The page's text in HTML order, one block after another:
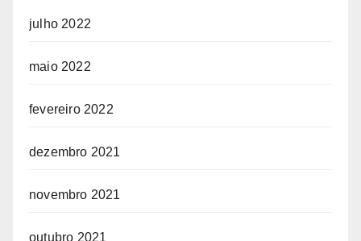
julho 2022
maio 2022
fevereiro 2022
dezembro 2021
novembro 2021
outubro 2021